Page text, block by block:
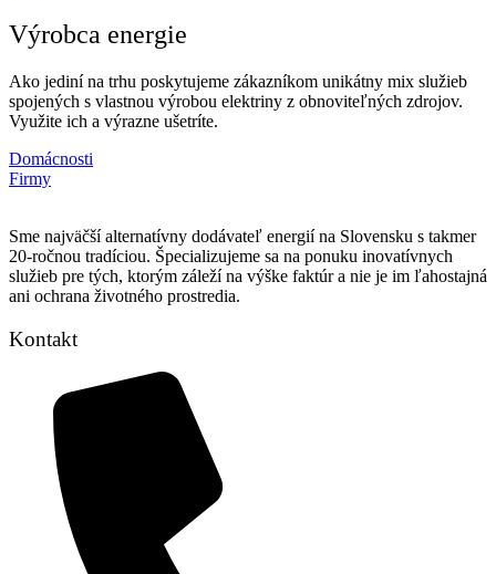
Výrobca energie
Ako jediní na trhu poskytujeme zákazníkom unikátny mix služieb
spojených s vlastnou výrobou elektriny z obnoviteľných zdrojov.
Využite ich a výrazne ušetríte.
Domácnosti
Firmy
Sme najväčší alternatívny dodávateľ energií na Slovensku s takmer
20-ročnou tradíciou. Špecializujeme sa na ponuku inovatívnych
služieb pre tých, ktorým záleží na výške faktúr a nie je im ľahostajná
ani ochrana životného prostredia.
Kontakt